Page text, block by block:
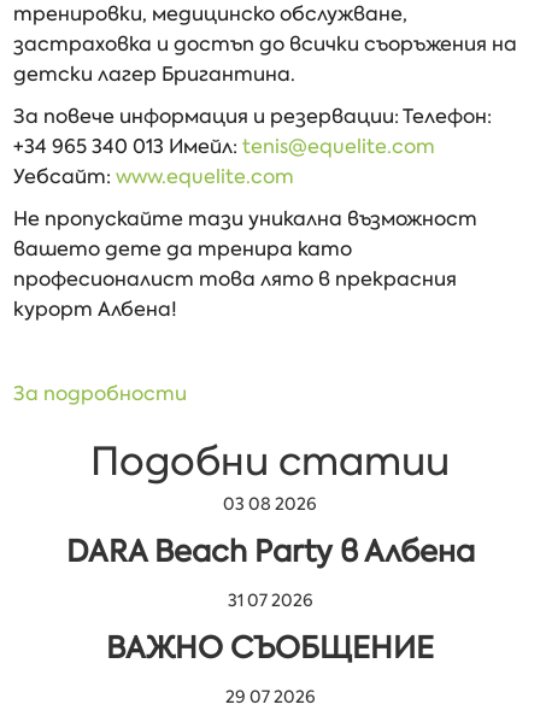
тренировки, медицинско обслужване,
застраховка и достъп до всички съоръжения на
детски лагер Бригантина.
За повече информация и резервации: Телефон:
+34 965 340 013 Имейл:tenis@equelite.com
Уебсайт:www.equelite.com
Не пропускайте тази уникална възможност
вашето дете да тренира като
професионалист това лято в прекрасния
курорт Албена!
За подробности
Подобни статии
03 08 2026
DARA Beach Party в Албена
31 07 2026
ВАЖНО СЪОБЩЕНИЕ
29 07 2026